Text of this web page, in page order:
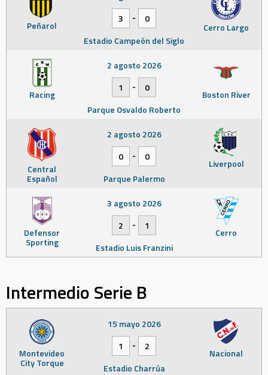
Peñarol Cerro Largo
3
-
0
Estadio Campeón del Siglo
Racing Boston River
2 agosto 2026
1
-
0
Parque Osvaldo Roberto
Central
Español
Liverpool
2 agosto 2026
0
-
0
Parque Palermo
Defensor
Sporting
Cerro
3 agosto 2026
2
-
1
Estadio Luis Franzini
Intermedio Serie B
Montevideo
City Torque
Nacional
15 mayo 2026
1
-
2
Estadio Charrúa